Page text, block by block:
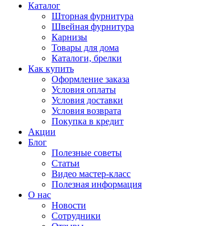
Каталог
Шторная фурнитура
Швейная фурнитура
Карнизы
Товары для дома
Каталоги, брелки
Как купить
Оформление заказа
Условия оплаты
Условия доставки
Условия возврата
Покупка в кредит
Акции
Блог
Полезные советы
Статьи
Видео мастер-класс
Полезная информация
О нас
Новости
Сотрудники